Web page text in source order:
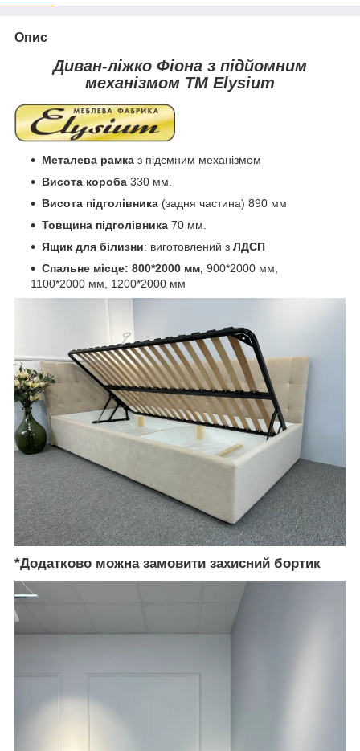
Опис
Диван-ліжко Фіона з підйомним
механізмом ТМ Elysium
Металева рамка з підємним механізмом
Висота короба 330 мм.
Висота підголівника (задня частина) 890 мм
Товщина підголівника 70 мм.
Ящик для білизни: виготовлений з ЛДСП
Спальне місце: 800*2000 мм, 900*2000 мм,
1100*2000 мм, 1200*2000 мм
*Додатково можна замовити захисний бортик